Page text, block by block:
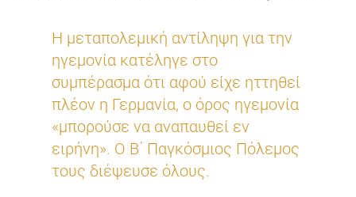
Η μεταπολεμική αντίληψη για την
ηγεμονία κατέληγε στο
συμπέρασμα ότι αφού είχε ηττηθεί
πλέον η Γερμανία, ο όρος ηγεμονία
«μπορούσε να αναπαυθεί εν
ειρήνη». Ο Β΄ Παγκόσμιος Πόλεμος
τους διέψευσε όλους.